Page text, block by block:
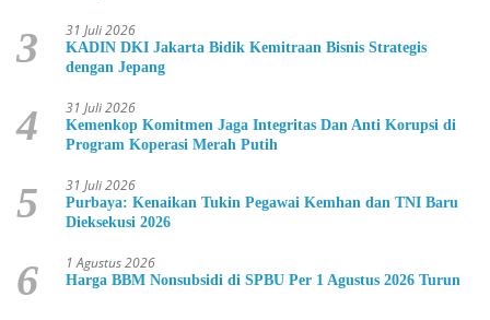
3 31 Juli 2026
KADIN DKI Jakarta Bidik Kemitraan Bisnis Strategis
dengan Jepang
4 31 Juli 2026
Kemenkop Komitmen Jaga Integritas Dan Anti Korupsi di
Program Koperasi Merah Putih
5 31 Juli 2026
Purbaya: Kenaikan Tukin Pegawai Kemhan dan TNI Baru
Dieksekusi 2026
6 1 Agustus 2026
Harga BBM Nonsubsidi di SPBU Per 1 Agustus 2026 Turun